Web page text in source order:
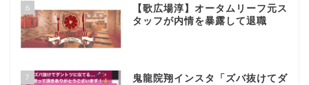
6
【歌広場淳】オータムリーフ元ス
タッフが内情を暴露して退職
7
鬼龍院翔インスタ「ズバ抜けてダ